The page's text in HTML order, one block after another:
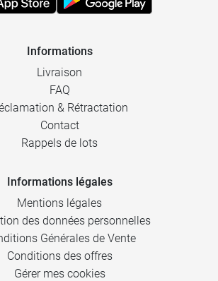
Informations
Livraison
FAQ
& Rétractation
Contact
Rappels de lots
Informations légales
Mentions légales
des données personnelles
Générales de Vente
Conditions des offres
Gérer mes cookies